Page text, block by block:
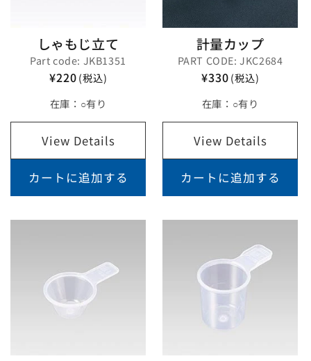
しゃもじ立て
Part code: JKB1351
¥220(税込)
在庫： ○有り
View Details
カートに追加する
計量カップ
PART CODE: JKC2684
¥330(税込)
在庫： ○有り
View Details
カートに追加する